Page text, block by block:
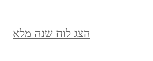
הצג לוח שנה מלא